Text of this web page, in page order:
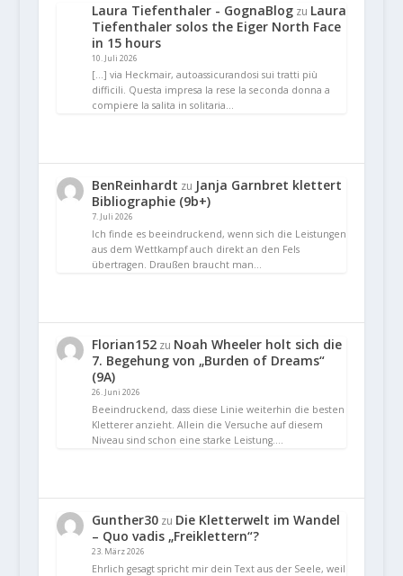
Laura Tiefenthaler - GognaBlogzu Laura
Tiefenthaler solos the Eiger North Face
in 15 hours
10. Juli 2026
[…] via Heckmair, autoassicurandosi sui tratti più
difficili. Questa impresa la rese la seconda donna a
compiere la salita in solitaria…
BenReinhardt zu Janja Garnbret klettert
Bibliographie (9b+)
7. Juli 2026
Ich finde es beeindruckend, wenn sich die Leistungen
aus dem Wettkampf auch direkt an den Fels
übertragen. Draußen braucht man…
Florian152zu Noah Wheeler holt sich die
7. Begehung von „Burden of Dreams“
(9A)
26. Juni 2026
Beeindruckend, dass diese Linie weiterhin die besten
Kletterer anzieht. Allein die Versuche auf diesem
Niveau sind schon eine starke Leistung.…
Gunther30zu Die Kletterwelt im Wandel
– Quo vadis „Freiklettern“?
23. März 2026
Ehrlich gesagt spricht mir dein Text aus der Seele, weil